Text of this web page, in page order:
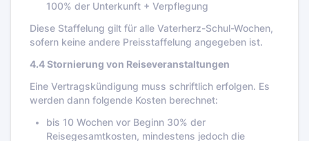
100% der Unterkunft + Verpflegung
Diese Staffelung gilt für alle Vaterherz-Schul-Wochen,
sofern keine andere Preisstaffelung angegeben ist.
4.4 Stornierung von Reiseveranstaltungen
Eine Vertragskündigung muss schriftlich erfolgen. Es
werden dann folgende Kosten berechnet:
bis 10 Wochen vor Beginn 30% der
Reisegesamtkosten, mindestens jedoch die